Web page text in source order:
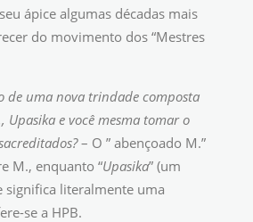
ápice algumas décadas mais
do movimento dos “Mestres
de uma nova trindade composta
Upasika e você mesma tomar o
– O ” abençoado M.”
M., enquanto “Upasika” (um
significa literalmente uma
se a HPB.